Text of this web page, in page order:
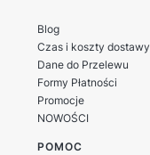
Blog
Czas i koszty dostawy
Dane do Przelewu
Formy Płatności
Promocje
NOWOŚCI
POMOC